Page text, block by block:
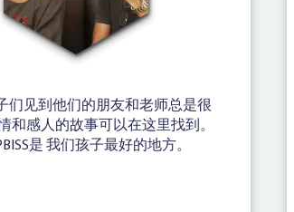
们见到他们的朋友和老师总是很
和感人的故事可以在这里找到。
是 我们孩子最好的地方。